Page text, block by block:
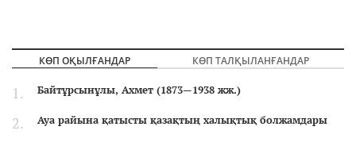
КӨП ОҚЫЛҒАНДАР КӨП ТАЛҚЫЛАНҒАНДАР
Байтұрсынұлы, Ахмет (1873—1938 жж.)
Ауа райына қатысты қазақтың халықтық болжамдары